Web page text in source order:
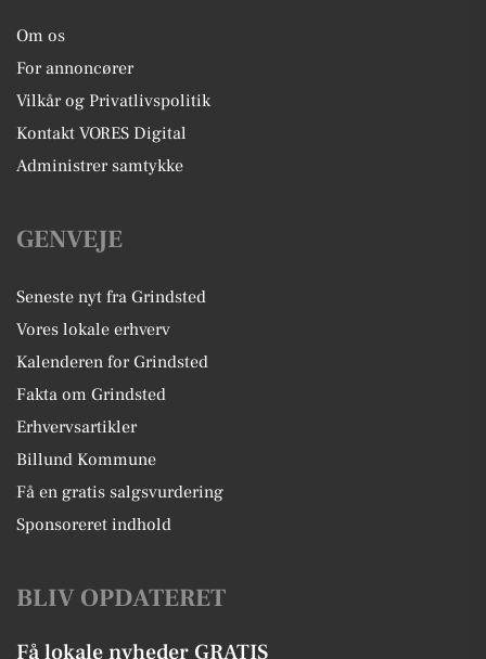
Om os
For annoncører
Vilkår og Privatlivspolitik
Kontakt VORES Digital
Administrer samtykke
GENVEJE
Seneste nyt fra Grindsted
Vores lokale erhverv
Kalenderen for Grindsted
Fakta om Grindsted
Erhvervsartikler
Billund Kommune
Få en gratis salgsvurdering
Sponsoreret indhold
BLIV OPDATERET
Få lokale nyheder GRATIS